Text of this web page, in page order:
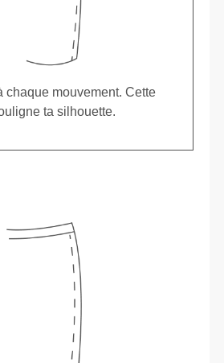
chaque mouvement. Cette
ta silhouette.